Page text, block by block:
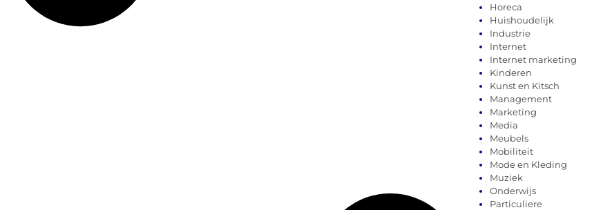
Horeca
Huishoudelijk
Industrie
Internet
Internet marketing
Kinderen
Kunst en Kitsch
Management
Marketing
Media
Meubels
Mobiliteit
Mode en Kleding
Muziek
Onderwijs
Particuliere